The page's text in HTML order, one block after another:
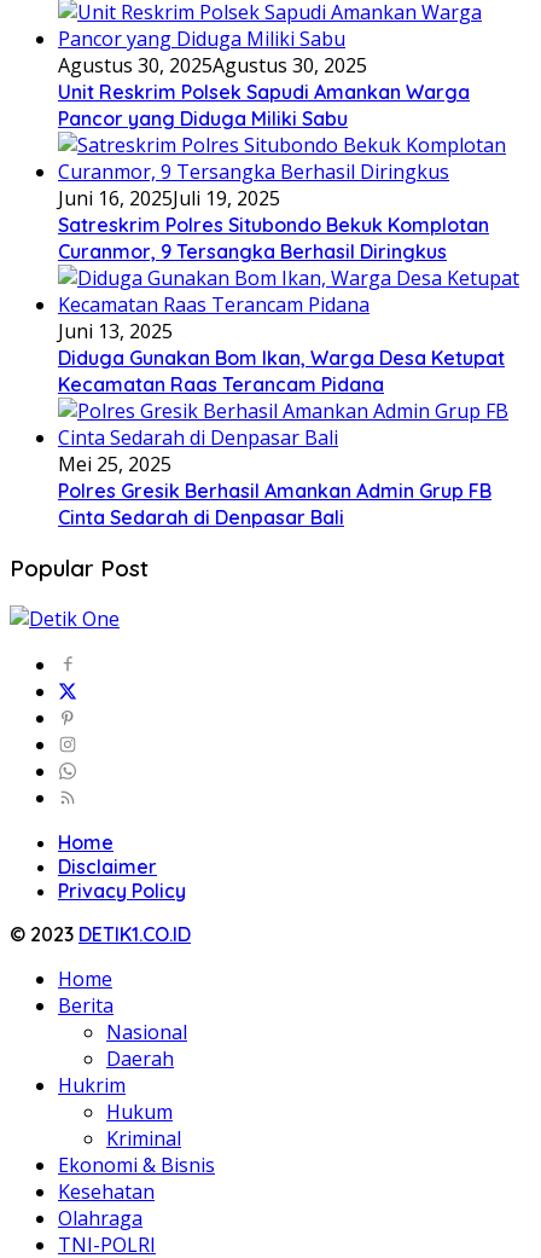
Agustus 30, 2025Agustus 30, 2025
Unit Reskrim Polsek Sapudi Amankan Warga
Pancor yang Diduga Miliki Sabu
Juni 16, 2025Juli 19, 2025
Satreskrim Polres Situbondo Bekuk Komplotan
Curanmor, 9 Tersangka Berhasil Diringkus
Juni 13, 2025
Diduga Gunakan Bom Ikan, Warga Desa Ketupat
Kecamatan Raas Terancam Pidana
Mei 25, 2025
Polres Gresik Berhasil Amankan Admin Grup FB
Cinta Sedarah di Denpasar Bali
Popular Post
Home
Disclaimer
Privacy Policy
© 2023 DETIK1.CO.ID
Home
Berita
Nasional
Daerah
Hukrim
Hukum
Kriminal
Ekonomi & Bisnis
Kesehatan
Olahraga
TNI-POLRI